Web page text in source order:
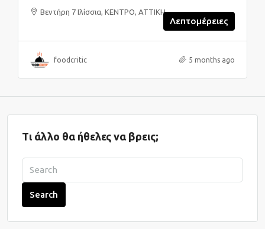
Βεντήρη 7 Ιλίσσια, ΚΕΝΤΡΟ, ΑΤΤΙΚΗ
Λεπτομέρειες
foodcritic 5 months ago
Τι άλλο θα ήθελες να βρεις;
Search